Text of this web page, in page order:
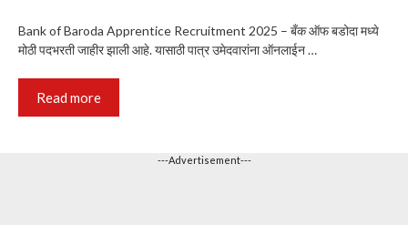
Bank of Baroda Apprentice Recruitment 2025 – बँक ऑफ बडोदा मध्ये
मोठी पदभरती जाहीर झाली आहे. यासाठी पात्र उमेदवारांना ऑनलाईन …
Read more
---Advertisement---